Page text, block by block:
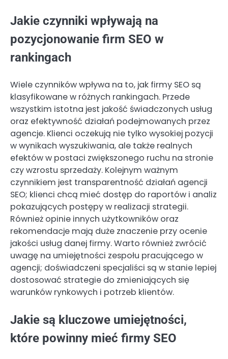
Jakie czynniki wpływają na
pozycjonowanie firm SEO w
rankingach
Wiele czynników wpływa na to, jak firmy SEO są
klasyfikowane w różnych rankingach. Przede
wszystkim istotna jest jakość świadczonych usług
oraz efektywność działań podejmowanych przez
agencje. Klienci oczekują nie tylko wysokiej pozycji
w wynikach wyszukiwania, ale także realnych
efektów w postaci zwiększonego ruchu na stronie
czy wzrostu sprzedaży. Kolejnym ważnym
czynnikiem jest transparentność działań agencji
SEO; klienci chcą mieć dostęp do raportów i analiz
pokazujących postępy w realizacji strategii.
Również opinie innych użytkowników oraz
rekomendacje mają duże znaczenie przy ocenie
jakości usług danej firmy. Warto również zwrócić
uwagę na umiejętności zespołu pracującego w
agencji; doświadczeni specjaliści są w stanie lepiej
dostosować strategie do zmieniających się
warunków rynkowych i potrzeb klientów.
Jakie są kluczowe umiejętności,
które powinny mieć firmy SEO